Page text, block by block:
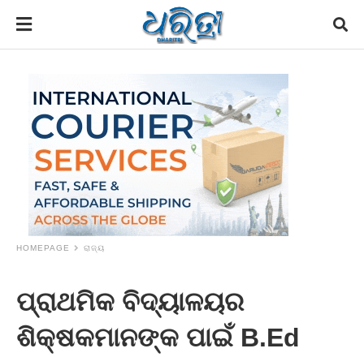
HOMEPAGE ରାଜ୍ୟ
ପ୍ରାଥମିକ ବିଦ୍ୟାଳୟର
ଶିକ୍ଷକମାନଙ୍କ ପାଇଁ B.Ed